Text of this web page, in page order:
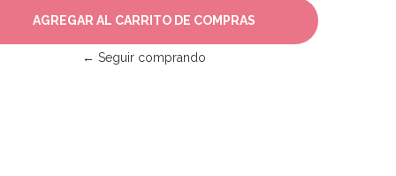
← Seguir comprando